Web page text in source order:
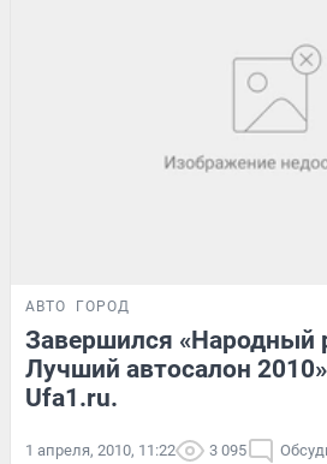
АВТО ГОРОД
Завершился «Народный
Лучший автосалон
Ufa1.ru.
1 апреля, 2010, 11:22 3 095